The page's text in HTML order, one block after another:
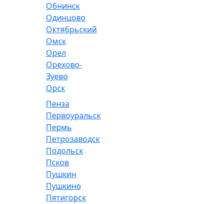
Обнинск
Одинцово
Октябрьский
Омск
Орел
Орехово-
Зуево
Орск
Пенза
Первоуральск
Пермь
Петрозаводск
Подольск
Псков
Пушкин
Пушкино
Пятигорск